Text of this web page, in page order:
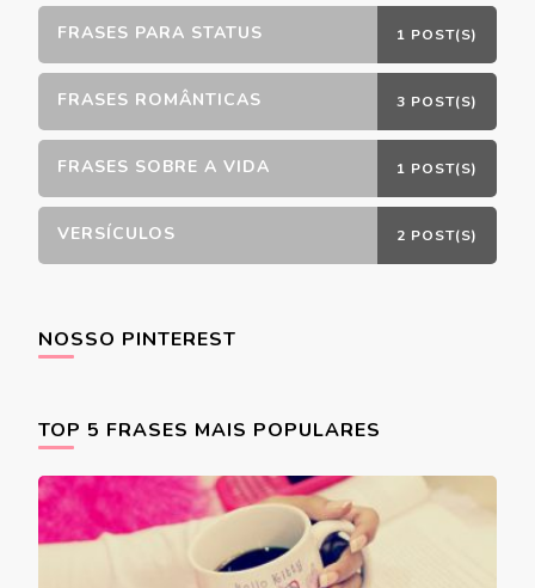
FRASES PARA STATUS 1 POST(S)
FRASES ROMÂNTICAS 3 POST(S)
FRASES SOBRE A VIDA 1 POST(S)
VERSÍCULOS 2 POST(S)
NOSSO PINTEREST
TOP 5 FRASES MAIS POPULARES